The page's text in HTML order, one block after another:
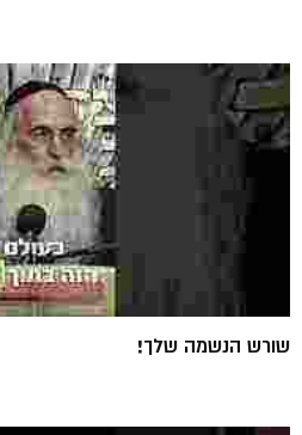
שורש הנשמה שלך!